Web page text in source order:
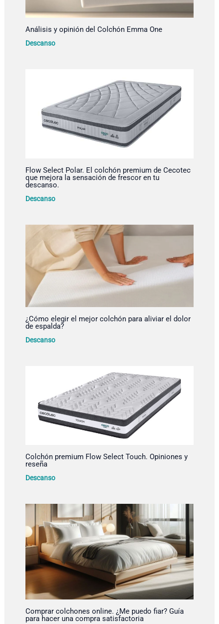
Análisis y opinión del Colchón Emma One
Descanso
Flow Select Polar. El colchón premium de Cecotec
que mejora la sensación de frescor en tu
descanso.
Descanso
¿Cómo elegir el mejor colchón para aliviar el dolor
de espalda?
Descanso
Colchón premium Flow Select Touch. Opiniones y
reseña
Descanso
Comprar colchones online. ¿Me puedo fiar? Guía
para hacer una compra satisfactoria